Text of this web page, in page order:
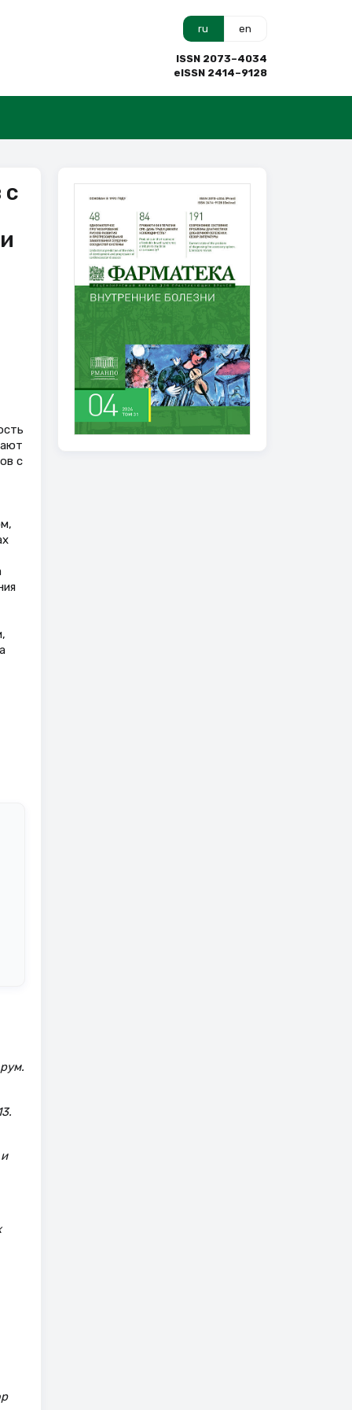
ru en
ISSN 2073–4034
eISSN 2414–9128
с
с